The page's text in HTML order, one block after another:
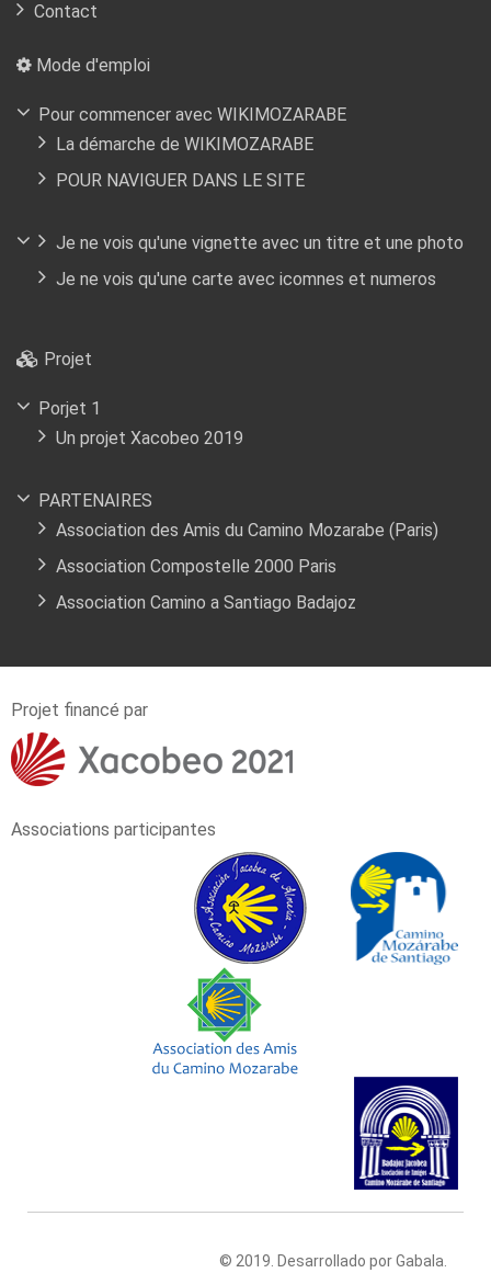
Contact
Mode d'emploi
Pour commencer avec WIKIMOZARABE
La démarche de WIKIMOZARABE
POUR NAVIGUER DANS LE SITE
Je ne vois qu'une vignette avec un titre et une photo
Je ne vois qu'une carte avec icomnes et numeros
Projet
Porjet 1
Un projet Xacobeo 2019
PARTENAIRES
Association des Amis du Camino Mozarabe (Paris)
Association Compostelle 2000 Paris
Association Camino a Santiago Badajoz
Projet financé par
Associations participantes
© 2019. Desarrollado por Gabala.